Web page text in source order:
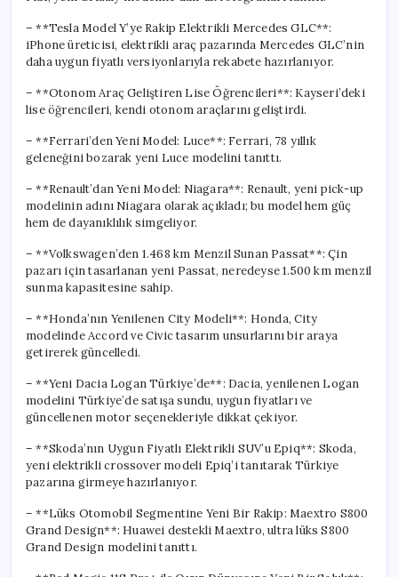
– **Tesla Model Y’ye Rakip Elektrikli Mercedes GLC**:
iPhone üreticisi, elektrikli araç pazarında Mercedes GLC’nin
daha uygun fiyatlı versiyonlarıyla rekabete hazırlanıyor.
– **Otonom Araç Geliştiren Lise Öğrencileri**: Kayseri’deki
lise öğrencileri, kendi otonom araçlarını geliştirdi.
– **Ferrari’den Yeni Model: Luce**: Ferrari, 78 yıllık
geleneğini bozarak yeni Luce modelini tanıttı.
– **Renault’dan Yeni Model: Niagara**: Renault, yeni pick-up
modelinin adını Niagara olarak açıkladı; bu model hem güç
hem de dayanıklılık simgeliyor.
– **Volkswagen’den 1.468 km Menzil Sunan Passat**: Çin
pazarı için tasarlanan yeni Passat, neredeyse 1.500 km menzil
sunma kapasitesine sahip.
– **Honda’nın Yenilenen City Modeli**: Honda, City
modelinde Accord ve Civic tasarım unsurlarını bir araya
getirerek güncelledi.
– **Yeni Dacia Logan Türkiye’de**: Dacia, yenilenen Logan
modelini Türkiye’de satışa sundu, uygun fiyatları ve
güncellenen motor seçenekleriyle dikkat çekiyor.
– **Skoda’nın Uygun Fiyatlı Elektrikli SUV’u Epiq**: Skoda,
yeni elektrikli crossover modeli Epiq’i tanıtarak Türkiye
pazarına girmeye hazırlanıyor.
– **Lüks Otomobil Segmentine Yeni Bir Rakip: Maextro S800
Grand Design**: Huawei destekli Maextro, ultra lüks S800
Grand Design modelini tanıttı.